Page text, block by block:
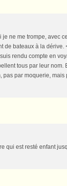
ne me trompe, avec
de bateaux à la dérive.
rendu compte en
tous par leur nom.
pas par moquerie,
qui est resté enfant